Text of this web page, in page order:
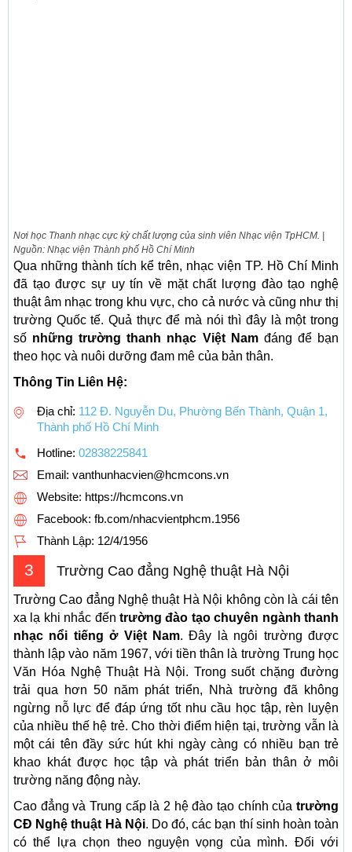
Nơi học Thanh nhạc cực kỳ chất lượng của sinh viên Nhạc viện TpHCM. |
Nguồn: Nhạc viện Thành phố Hồ Chí Minh
Qua những thành tích kể trên, nhạc viện TP. Hồ Chí Minh
đã tạo được sự uy tín về mặt chất lượng đào tạo nghệ
thuật âm nhạc trong khu vực, cho cả nước và cũng như thị
trường Quốc tế. Quả thực để mà nói thì đây là một trong
số những trường thanh nhạc Việt Namđáng để bạn
theo học và nuôi dưỡng đam mê của bản thân.
Thông Tin Liên Hệ:
Địa chỉ: 112 Đ. Nguyễn Du, Phường Bến Thành, Quận 1,
Thành phố Hồ Chí Minh
Hotline: 02838225841
Email: vanthunhacvien@hcmcons.vn
Website: https://hcmcons.vn
Facebook: fb.com/nhacvientphcm.1956
Thành Lập: 12/4/1956
3 Trường Cao đẳng Nghệ thuật Hà Nội
Trường Cao đẳng Nghệ thuật Hà Nội không còn là cái tên
xa lạ khi nhắc đến trường đào tạo chuyên ngành thanh
nhạc nổi tiếng ở Việt Nam. Đây là ngôi trường được
thành lập vào năm 1967, với tiền thân là trường Trung học
Văn Hóa Nghệ Thuật Hà Nội. Trong suốt chặng đường
trải qua hơn 50 năm phát triển, Nhà trường đã không
ngừng nỗ lực để đáp ứng tốt nhu cầu học tập, rèn luyện
của nhiều thế hệ trẻ. Cho thời điểm hiện tại, trường vẫn là
một cái tên đầy sức hút khi ngày càng có nhiều bạn trẻ
khao khát được học tập và phát triển bản thân ở môi
trường năng động này.
Cao đẳng và Trung cấp là 2 hệ đào tạo chính của trường
CĐ Nghệ thuật Hà Nội. Do đó, các bạn thí sinh hoàn toàn
có thể lựa chọn theo nguyện vọng của mình. Đối với